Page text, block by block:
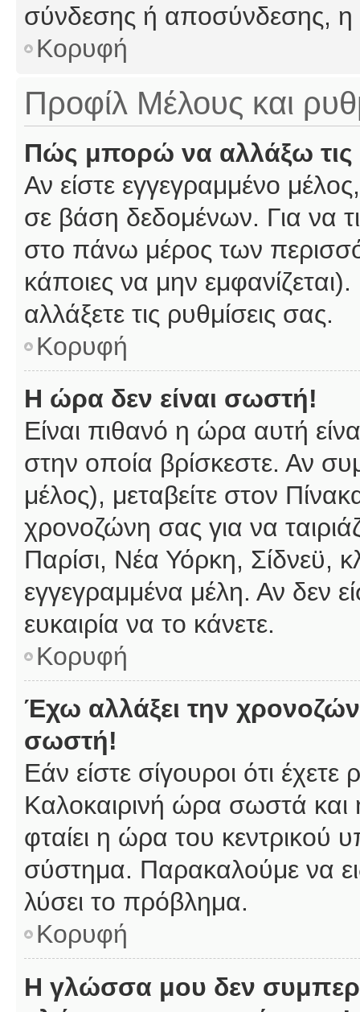
σύνδεσης ή αποσύνδεσης, η
Κορυφή
Προφίλ Μέλους και
Πώς μπορώ να αλλάξω τις
Αν είστε εγγεγραμμένο
σε βάση δεδομένων. Για να
στο πάνω μέρος των
κάποιες να μην
αλλάξετε τις ρυθμίσεις σας.
Κορυφή
Η ώρα δεν είναι σωστή!
Είναι πιθανό η ώρα αυτή
στην οποία βρίσκεστε. Αν
μέλος), μεταβείτε στον
χρονοζώνη σας για να
Παρίσι, Νέα Υόρκη, Σίδνεϋ,
εγγεγραμμένα μέλη. Αν δεν
ευκαιρία να το κάνετε.
Κορυφή
Έχω αλλάξει την
σωστή!
Εάν είστε σίγουροι ότι
Καλοκαιρινή ώρα σωστά και
φταίει η ώρα του κεντρικού
σύστημα. Παρακαλούμε να
λύσει το πρόβλημα.
Κορυφή
Η γλώσσα μου δεν